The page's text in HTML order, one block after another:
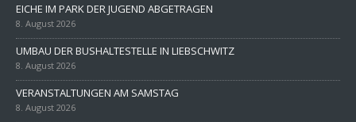
EICHE IM PARK DER JUGEND ABGETRAGEN
8. August 2026
UMBAU DER BUSHALTESTELLE IN LIEBSCHWITZ
8. August 2026
VERANSTALTUNGEN AM SAMSTAG
8. August 2026